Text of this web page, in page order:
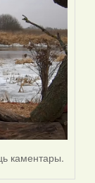
каментары.